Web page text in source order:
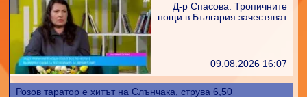
Д-р Спасова: Тропичните
нощи в България зачестяват
09.08.2026 16:07
Розов таратор е хитът на Слънчака, струва 6,50